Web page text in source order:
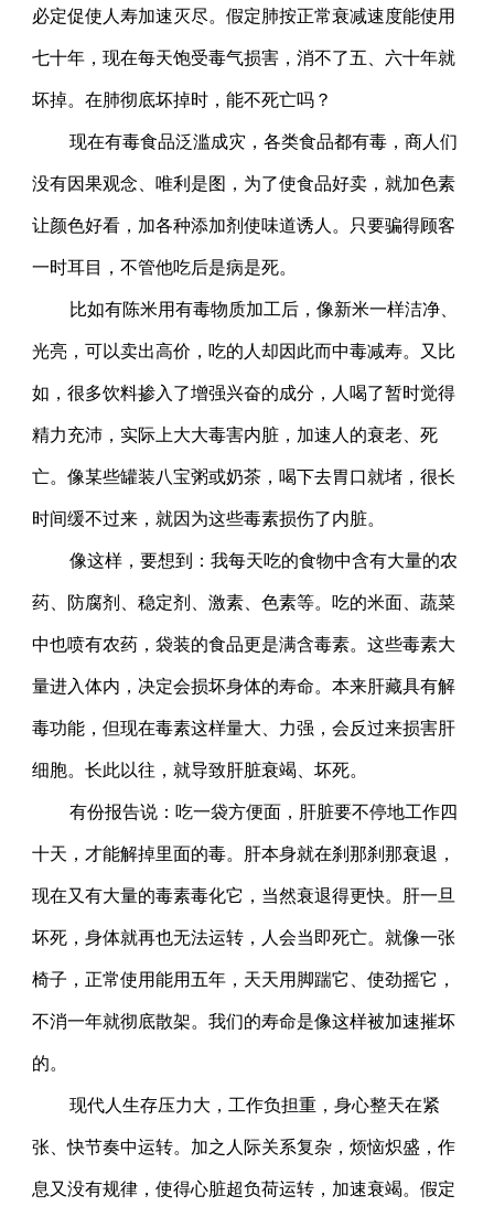
必定促使人寿加速灭尽。假定肺按正常衰减速度能使用
七十年，现在每天饱受毒气损害，消不了五、六十年就
坏掉。在肺彻底坏掉时，能不死亡吗？
现在有毒食品泛滥成灾，各类食品都有毒，商人们
没有因果观念、唯利是图，为了使食品好卖，就加色素
让颜色好看，加各种添加剂使味道诱人。只要骗得顾客
一时耳目，不管他吃后是病是死。
比如有陈米用有毒物质加工后，像新米一样洁净、
光亮，可以卖出高价，吃的人却因此而中毒减寿。又比
如，很多饮料掺入了增强兴奋的成分，人喝了暂时觉得
精力充沛，实际上大大毒害内脏，加速人的衰老、死
亡。像某些罐装八宝粥或奶茶，喝下去胃口就堵，很长
时间缓不过来，就因为这些毒素损伤了内脏。
像这样，要想到：我每天吃的食物中含有大量的农
药、防腐剂、稳定剂、激素、色素等。吃的米面、蔬菜
中也喷有农药，袋装的食品更是满含毒素。这些毒素大
量进入体内，决定会损坏身体的寿命。本来肝藏具有解
毒功能，但现在毒素这样量大、力强，会反过来损害肝
细胞。长此以往，就导致肝脏衰竭、坏死。
有份报告说：吃一袋方便面，肝脏要不停地工作四
十天，才能解掉里面的毒。肝本身就在刹那刹那衰退，
现在又有大量的毒素毒化它，当然衰退得更快。肝一旦
坏死，身体就再也无法运转，人会当即死亡。就像一张
椅子，正常使用能用五年，天天用脚踹它、使劲摇它，
不消一年就彻底散架。我们的寿命是像这样被加速摧坏
的。
现代人生存压力大，工作负担重，身心整天在紧
张、快节奏中运转。加之人际关系复杂，烦恼炽盛，作
息又没有规律，使得心脏超负荷运转，加速衰竭。假定